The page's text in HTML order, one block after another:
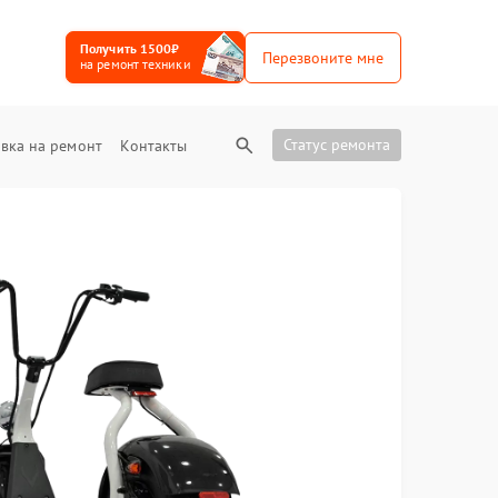
Получить 1500₽
на ремонт техники
Перезвоните мне
на ремонт Контакты Статус ремонта